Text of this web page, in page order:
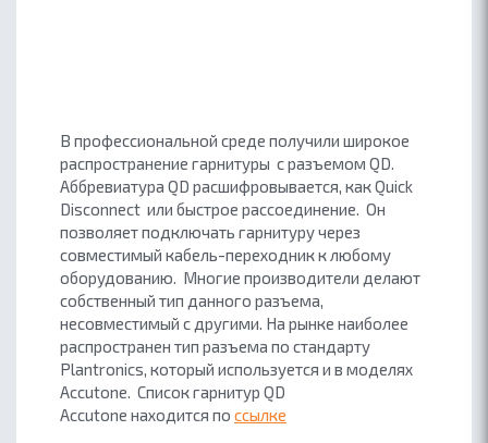
В профессиональной среде получили широкое
распространение гарнитуры с разъемом QD.
Аббревиатура QD расшифровывается, как Quick
Disconnect или быстрое рассоединение. Он
позволяет подключать гарнитуру через
совместимый кабель-переходник к любому
оборудованию. Многие производители делают
собственный тип данного разъема,
несовместимый с другими. На рынке наиболее
распространен тип разъема по стандарту
Plantronics, который используется и в моделях
Accutone. Список гарнитур QD
Accutone находится по ссылке